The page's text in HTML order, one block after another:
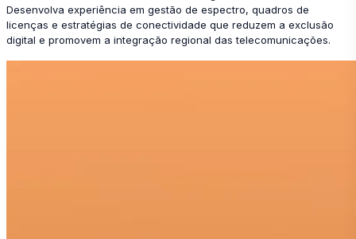
Desenvolva experiência em gestão de espectro, quadros de
licenças e estratégias de conectividade que reduzem a exclusão
digital e promovem a integração regional das telecomunicações.